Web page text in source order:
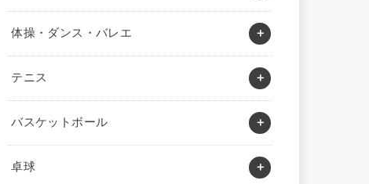
体操・ダンス・バレエ
テニス
バスケットボール
卓球